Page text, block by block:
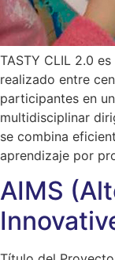
TASTY CLIL 2.0
realizado entre
participantes en
multidisciplinar
se combina
aprendizaje por
AIMS